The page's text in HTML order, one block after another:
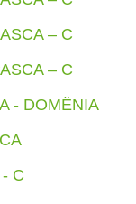
– C
– C
- DOMËNIA
C